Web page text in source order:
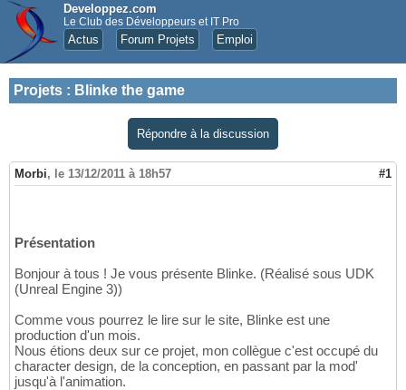
Developpez.com
Le Club des Développeurs et IT Pro
Actus Forum Projets Emploi
Projets : Blinke the game
Répondre à la discussion
Morbi, le 13/12/2011 à 18h57 #1
Présentation
Bonjour à tous ! Je vous présente Blinke. (Réalisé sous UDK
(Unreal Engine 3))
Comme vous pourrez le lire sur le site, Blinke est une
production d'un mois.
Nous étions deux sur ce projet, mon collègue c'est occupé du
character design, de la conception, en passant par la mod'
jusqu'à l'animation.